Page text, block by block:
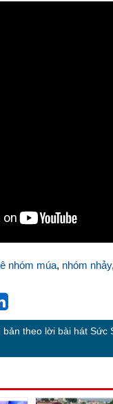
nhóm múa, nhóm nhảy,
theo lời bài hát Sức